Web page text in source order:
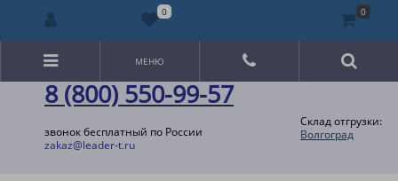
8 (800) 550-99-57
звонок бесплатный по России
zakaz@leader-t.ru
Склад отгрузки:
Волгоград
МЕНЮ
0 0